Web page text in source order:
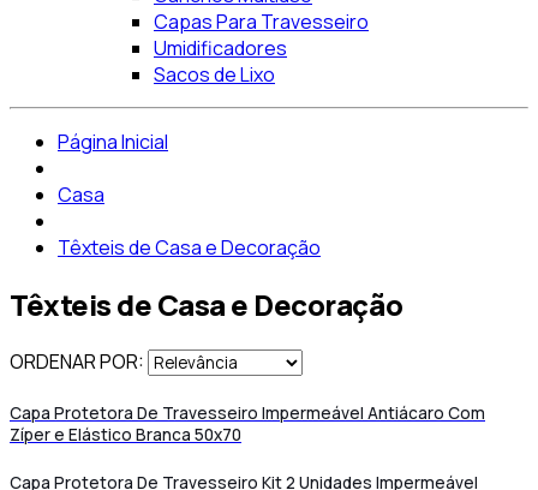
Capas Para Travesseiro
Umidificadores
Sacos de Lixo
Página Inicial
Casa
Têxteis de Casa e Decoração
Têxteis de Casa e Decoração
ORDENAR POR:
Capa Protetora De Travesseiro Impermeável Antiácaro Com
Zíper e Elástico Branca 50x70
Capa Protetora De Travesseiro Kit 2 Unidades Impermeável